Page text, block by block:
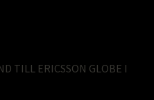
TILL ERICSSON GLOBE I